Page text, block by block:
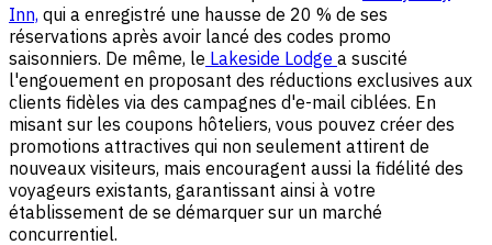
Inn, qui a enregistré une hausse de 20 % de ses
réservations après avoir lancé des codes promo
saisonniers. De même, le Lakeside Lodge a suscité
l'engouement en proposant des réductions exclusives aux
clients fidèles via des campagnes d'e-mail ciblées. En
misant sur les coupons hôteliers, vous pouvez créer des
promotions attractives qui non seulement attirent de
nouveaux visiteurs, mais encouragent aussi la fidélité des
voyageurs existants, garantissant ainsi à votre
établissement de se démarquer sur un marché
concurrentiel.